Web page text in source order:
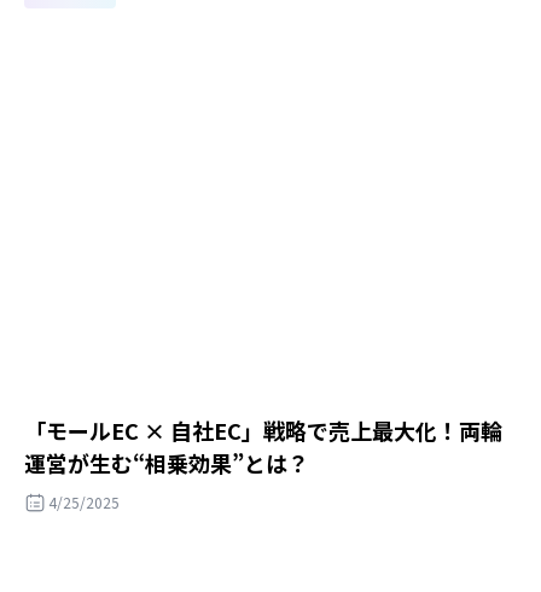
「モールEC × 自社EC」戦略で売上最大化！両輪
運営が生む“相乗効果”とは？
4/25/2025